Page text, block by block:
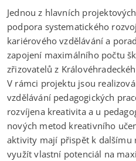
Jednou z hlavních
podpora systematického
kariérového vzdělávání a
zapojení maximálního počtu
zřizovatelů z
V rámci projektu jsou
vzdělávání pedagogických
rozvíjena kreativita a u
nových metod kreativního
aktivity mají přispět k dalšímu
využít vlastní potenciál na